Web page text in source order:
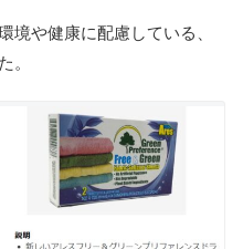
境や健康に配慮している、
。